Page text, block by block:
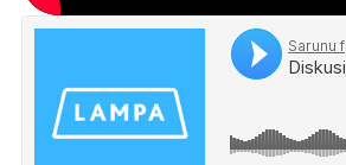
Festivāls
Arhīvs